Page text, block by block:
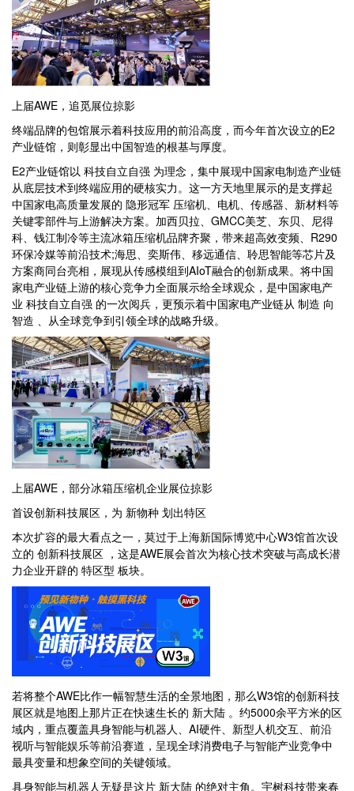
上届AWE，追觅展位掠影
终端品牌的包馆展示着科技应用的前沿高度，而今年首次设立的E2
产业链馆，则彰显出中国智造的根基与厚度。
E2产业链馆以 科技自立自强 为理念，集中展现中国家电制造产业链
从底层技术到终端应用的硬核实力。这一方天地里展示的是支撑起
中国家电高质量发展的 隐形冠军 压缩机、电机、传感器、新材料等
关键零部件与上游解决方案。加西贝拉、GMCC美芝、东贝、尼得
科、钱江制冷等主流冰箱压缩机品牌齐聚，带来超高效变频、R290
环保冷媒等前沿技术;海思、奕斯伟、移远通信、聆思智能等芯片及
方案商同台亮相，展现从传感模组到AIoT融合的创新成果。将中国
家电产业链上游的核心竞争力全面展示给全球观众，是中国家电产
业 科技自立自强 的一次阅兵，更预示着中国家电产业链从 制造 向
智造 、从全球竞争到引领全球的战略升级。
上届AWE，部分冰箱压缩机企业展位掠影
首设创新科技展区，为 新物种 划出特区
本次扩容的最大看点之一，莫过于上海新国际博览中心W3馆首次设
立的 创新科技展区 ，这是AWE展会首次为核心技术突破与高成长潜
力企业开辟的 特区型 板块。
若将整个AWE比作一幅智慧生活的全景地图，那么W3馆的创新科技
展区就是地图上那片正在快速生长的 新大陆 。约5000余平方米的区
域内，重点覆盖具身智能与机器人、AI硬件、新型人机交互、前沿
视听与智能娱乐等前沿赛道，呈现全球消费电子与智能产业竞争中
最具变量和想象空间的关键领域。
具身智能与机器人无疑是这片 新大陆 的绝对主角。宇树科技带来春